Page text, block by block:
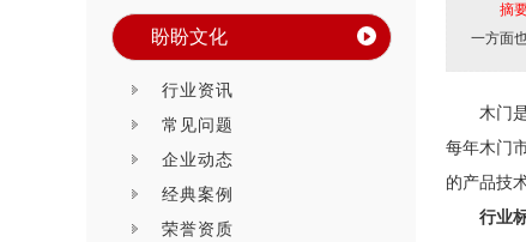
盼盼文化
行业资讯
常见问题
企业动态
经典案例
荣誉资质
摘
一方面
木门
每年木门
的产品技
行业